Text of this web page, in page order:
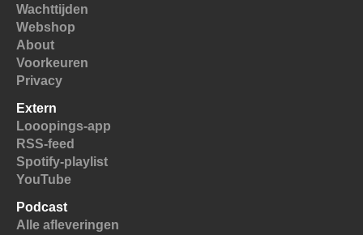
Wachttijden
Webshop
About
Voorkeuren
Privacy
Extern
Looopings-app
RSS-feed
Spotify-playlist
YouTube
Podcast
Alle afleveringen